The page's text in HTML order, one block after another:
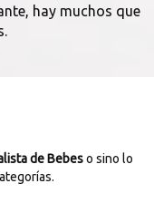
hay muchos que
de Bebeso sino lo